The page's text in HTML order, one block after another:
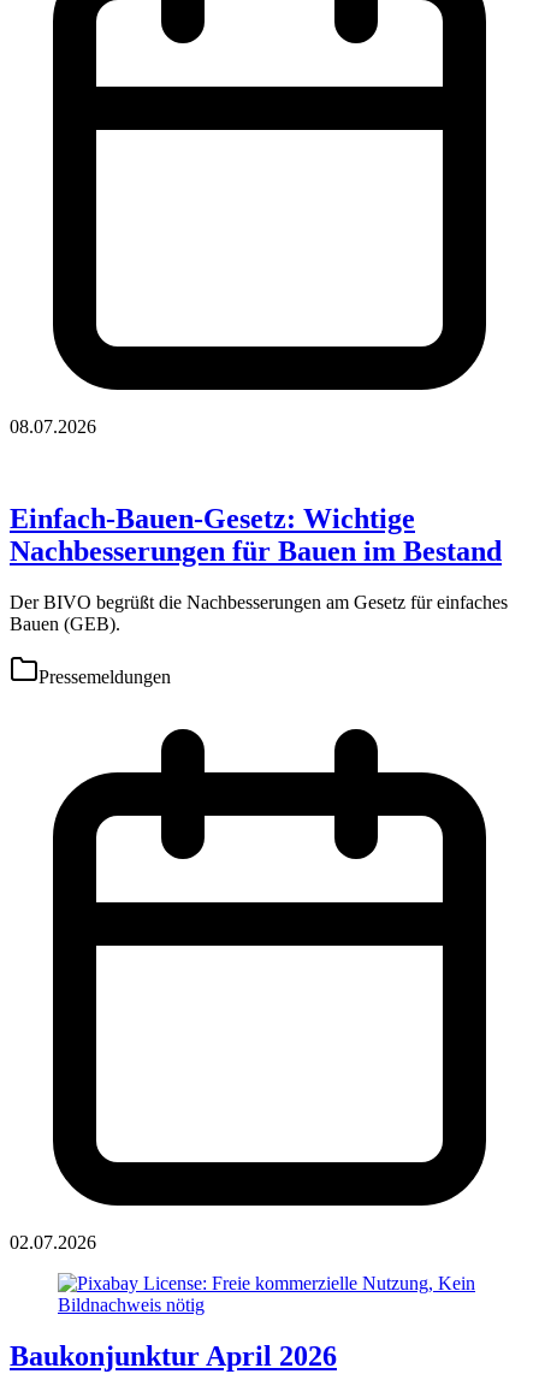
08.07.2026
Einfach-Bauen-Gesetz: Wichtige
Nachbesserungen für Bauen im Bestand
Der BIVO begrüßt die Nachbesserungen am Gesetz für einfaches
Bauen (GEB).
Pressemeldungen
02.07.2026
Baukonjunktur April 2026